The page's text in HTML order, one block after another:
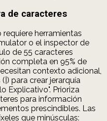
de caracteres
herramientas
o el inspector de
de 55 caracteres
completa en 95% de
contexto adicional,
para crear jerarquía
Explicativo". Prioriza
para información
prescindibles. Las
que minúsculas: